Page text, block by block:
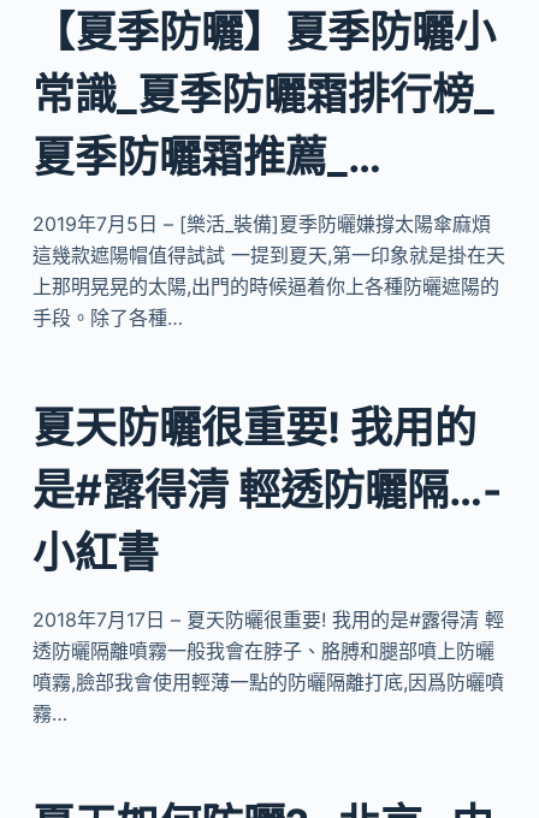
【夏季防曬】夏季防曬小
常識_夏季防曬霜排行榜_
夏季防曬霜推薦_…
2019年7月5日 – [樂活_裝備]夏季防曬嫌撐太陽傘麻煩
這幾款遮陽帽值得試試 一提到夏天,第一印象就是掛在天
上那明晃晃的太陽,出門的時候逼着你上各種防曬遮陽的
手段。除了各種…
夏天防曬很重要! 我用的
是#露得清 輕透防曬隔…-
小紅書
2018年7月17日 – 夏天防曬很重要! 我用的是#露得清 輕
透防曬隔離噴霧一般我會在脖子、胳膊和腿部噴上防曬
噴霧,臉部我會使用輕薄一點的防曬隔離打底,因爲防曬噴
霧…